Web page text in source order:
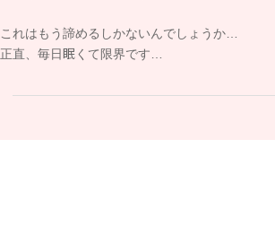
いかがでしょうか？
よかったら参考になさってみてください。
これはもう諦めるしかないんでしょうか…
正直、毎日眠くて限界です…